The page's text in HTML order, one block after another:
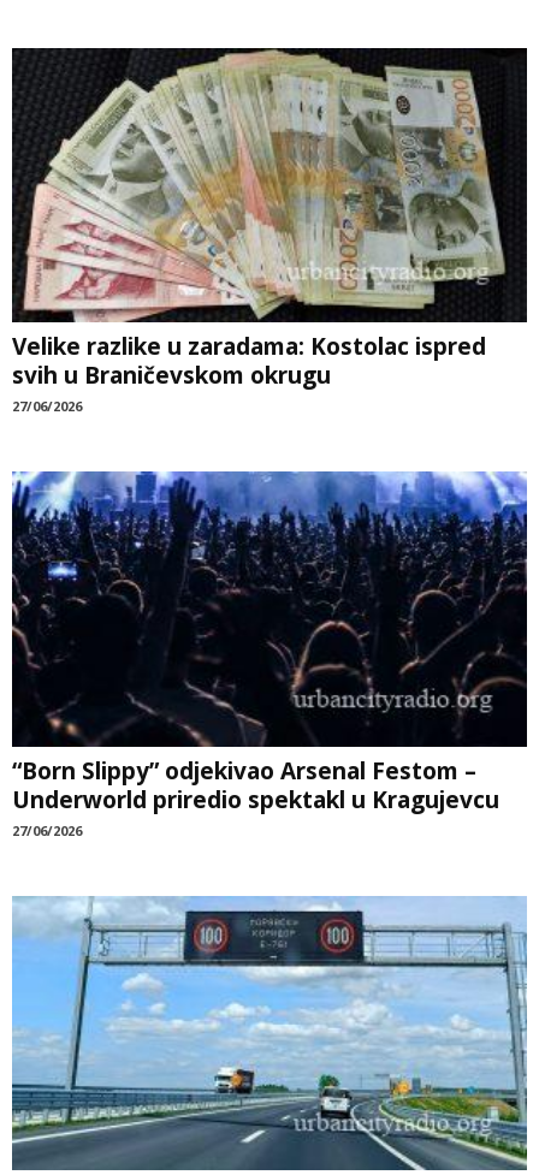
Velike razlike u zaradama: Kostolac ispred
svih u Braničevskom okrugu
27/06/2026
“Born Slippy” odjekivao Arsenal Festom –
Underworld priredio spektakl u Kragujevcu
27/06/2026